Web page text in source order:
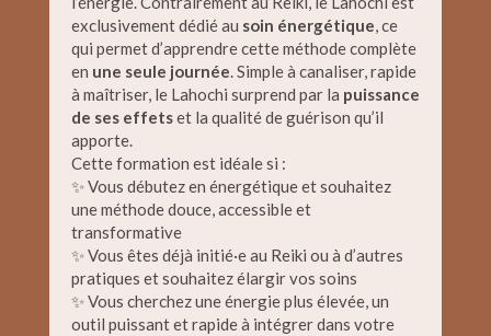
exclusivement dédié au soin énergétique, ce
qui permet d’apprendre cette méthode complète
en une seule journée. Simple à canaliser, rapide
à maîtriser, le Lahochi surprend par la puissance
de ses effetset la qualité de guérison qu’il
apporte.
Cette formation est idéale si :
✨ Vous débutez en énergétique et souhaitez
une méthode douce, accessible et
transformative
✨ Vous êtes déjà initié·e au Reiki ou à d’autres
pratiques et souhaitez élargir vos soins
✨ Vous cherchez une énergie plus élevée, un
outil puissant et rapide à intégrer dans votre